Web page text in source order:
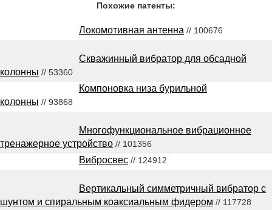
Похожие патенты:
Локомотивная антенна // 100676
Скважинный вибратор для обсадной
колонны // 53360
Компоновка низа бурильной
колонны // 93868
Многофункциональное вибрационное
тренажерное устройство // 101356
Вибросвес // 124912
Вертикальный симметричный вибратор с
шунтом и спиральным коаксиальным фидером // 117728